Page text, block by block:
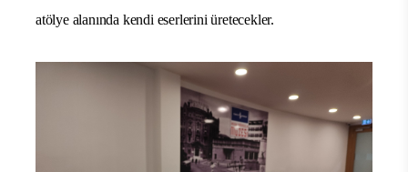
atölye alanında kendi eserlerini üretecekler.